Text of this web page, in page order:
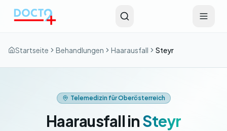
Startseite Behandlungen Haarausfall Steyr
Telemedizin für Oberösterreich
Haarausfall inSteyr